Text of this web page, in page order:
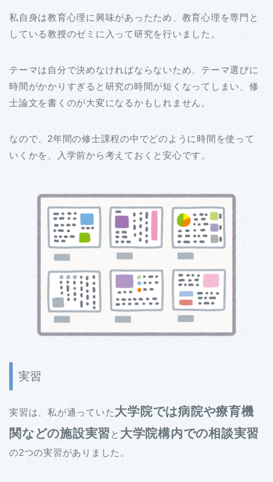
私自身は教育心理に興味があったため、教育心理を専門と
している教授のゼミに入って研究を行いました。
テーマは自分で決めなければならないため、テーマ選びに
時間がかかりすぎると研究の時間が短くなってしまい、修
士論文を書くのが大変になるかもしれません。
なので、2年間の修士課程の中でどのように時間を使って
いくかを、入学前から考えておくと安心です。
実習
実習は、私が通っていた大学院では病院や療育機
関などの施設実習 と 大学院構内での相談実習
の2つの実習がありました。